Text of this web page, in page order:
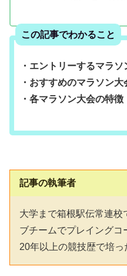
この記事でわかること
・エントリーするマラ
・おすすめのマラソン大
・各マラソン大会の特徴
記事の執筆者
大学まで箱根駅伝常連校
ブチームでプレイングコ
20年以上の競技歴で培っ